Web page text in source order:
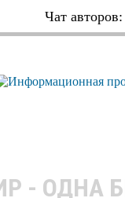
Чат авторов:
- ОДНА